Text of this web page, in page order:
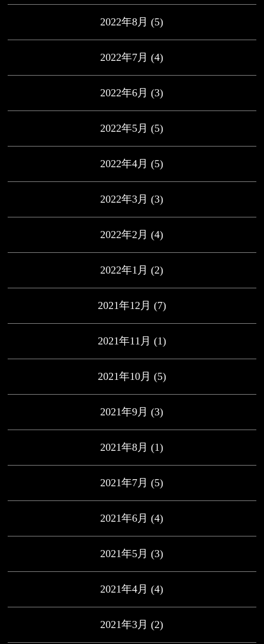
2022年8月 (5)
2022年7月 (4)
2022年6月 (3)
2022年5月 (5)
2022年4月 (5)
2022年3月 (3)
2022年2月 (4)
2022年1月 (2)
2021年12月 (7)
2021年11月 (1)
2021年10月 (5)
2021年9月 (3)
2021年8月 (1)
2021年7月 (5)
2021年6月 (4)
2021年5月 (3)
2021年4月 (4)
2021年3月 (2)